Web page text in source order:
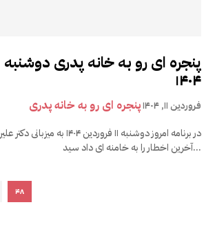
۱۴۰۴
پنجره ای رو به خانه پدری
فروردین ۱۱, ۱۴۰۴
در برنامه امروز دوشنبه ۱۱ فروردین
آخرین اخطار را به خامنه ای داد سید...
۴۸